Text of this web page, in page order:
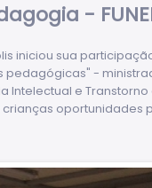
-
iniciou sua
-
Intelectual e